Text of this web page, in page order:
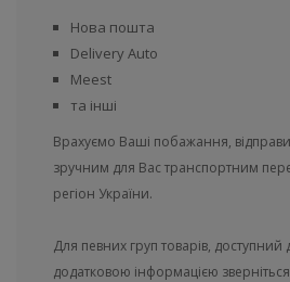
Нова пошта
Delivery Auto
Meest
та інші
Врахуємо Ваші побажання,
зручним для Вас транспортним
регіон України.
Для певних груп товарів, доступний
додатковою інформацією